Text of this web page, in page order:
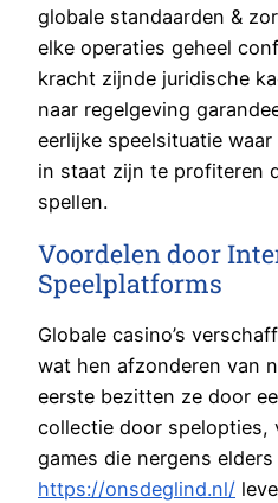
globale standaarden &
elke operaties geheel
kracht zijnde juridische
naar regelgeving
eerlijke speelsituatie
in staat zijn te profiteren
spellen.
Voordelen door
Speelplatforms
Globale casino’s
wat hen afzonderen van
eerste bezitten ze door
collectie door spelopties,
games die nergens
https://onsdeglind.nl/